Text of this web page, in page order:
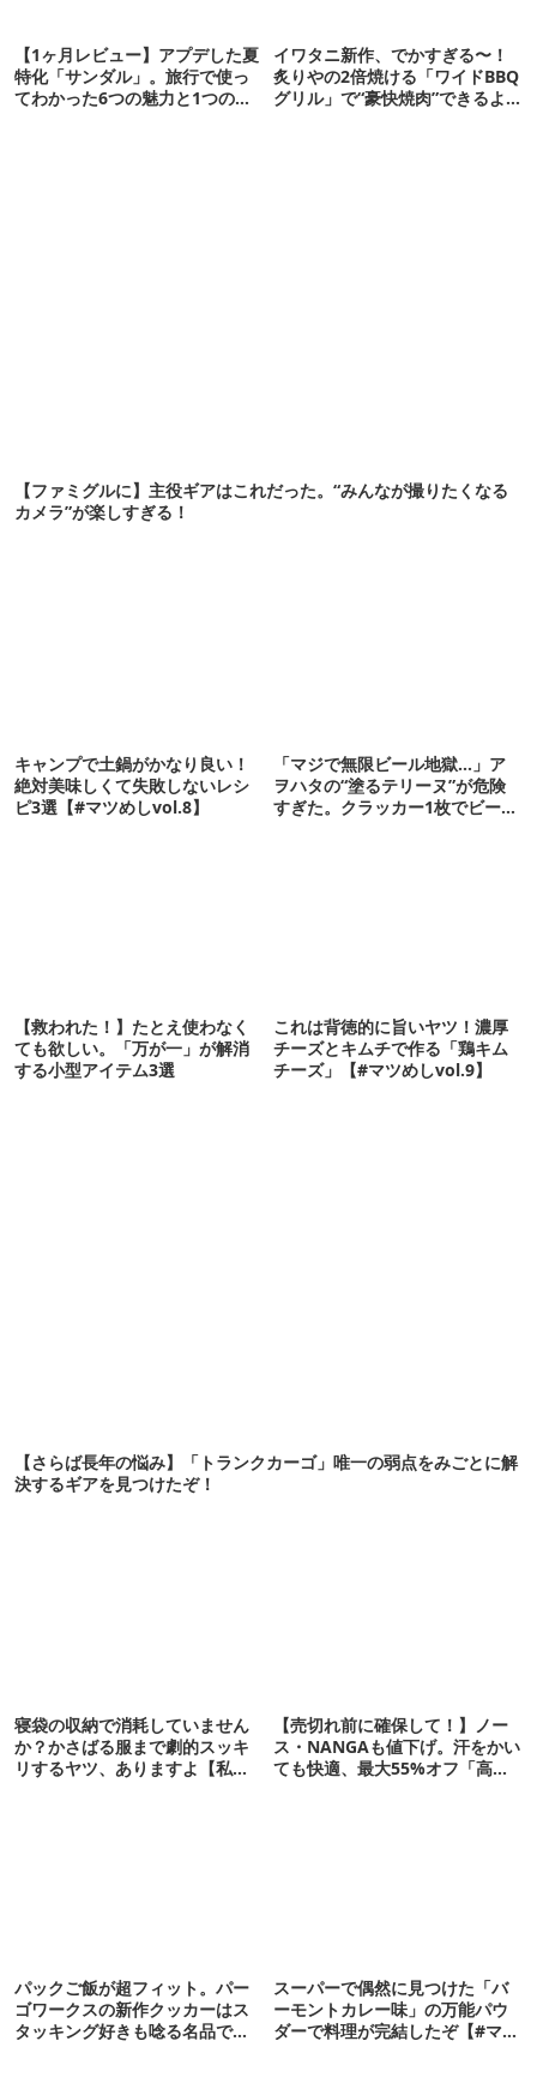
【1ヶ月レビュー】アプデした夏
特化「サンダル」。旅行で使っ
てわかった6つの魅力と1つの注
イワタニ新作、でかすぎる〜！
炙りやの2倍焼ける「ワイドBBQ
グリル」で“豪快焼肉”できるよ
【ファミグルに】主役ギアはこれだった。“みんなが撮りたくなる
カメラ”が楽しすぎる！
キャンプで土鍋がかなり良い！
絶対美味しくて失敗しないレシ
ピ3選【#マツめしvol.8】
「マジで無限ビール地獄…」ア
ヲハタの“塗るテリーヌ”が危険
すぎた。クラッカー1枚でビール
【救われた！】たとえ使わなく
ても欲しい。「万が一」が解消
する小型アイテム3選
これは背徳的に旨いヤツ！濃厚
チーズとキムチで作る「鶏キム
チーズ」【#マツめしvol.9】
【さらば長年の悩み】「トランクカーゴ」唯一の弱点をみごとに解
決するギアを見つけたぞ！
寝袋の収納で消耗していません
か？かさばる服まで劇的スッキ
リするヤツ、ありますよ【私的
【売切れ前に確保して！】ノー
ス・NANGAも値下げ。汗をかい
ても快適、最大55%オフ「高機
パックご飯が超フィット。パー
ゴワークスの新作クッカーはス
タッキング好きも唸る名品でし
スーパーで偶然に見つけた「バ
ーモントカレー味」の万能パウ
ダーで料理が完結したぞ【#マツ